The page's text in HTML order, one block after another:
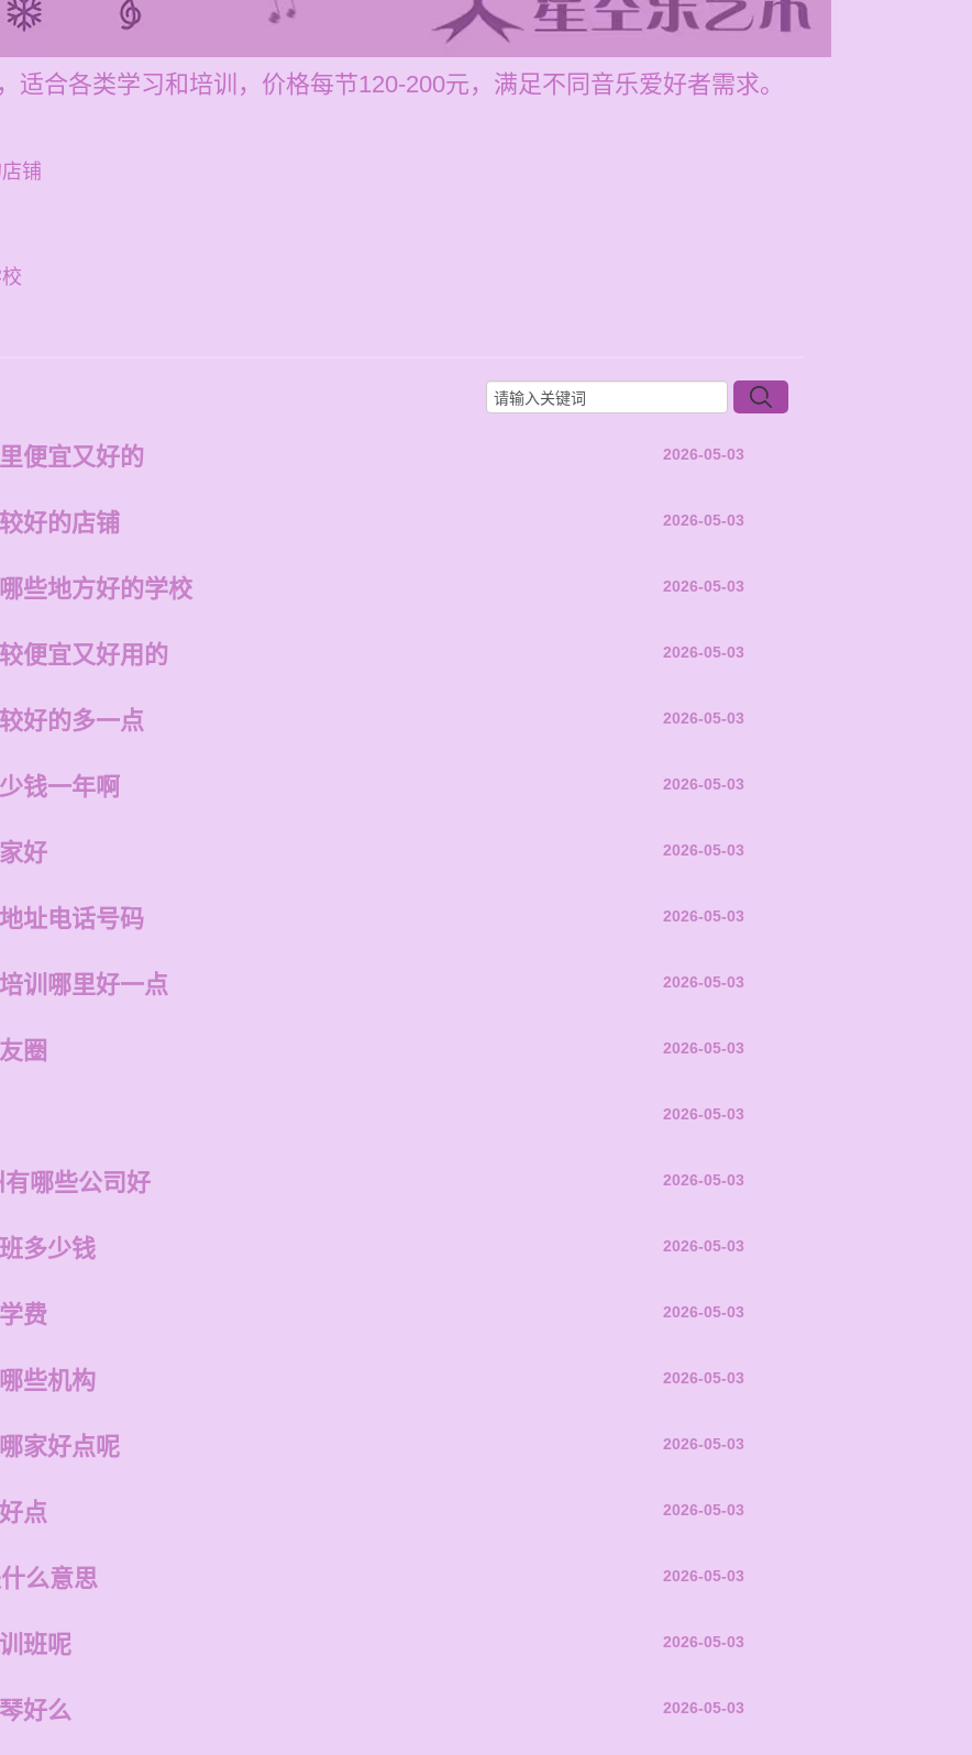
适合各类学习和培训，价格每节120-200元，满足不同音乐爱好者需求。
铺
便宜又好的 2026-05-03
好的店铺 2026-05-03
些地方好的学校 2026-05-03
便宜又好用的 2026-05-03
好的多一点 2026-05-03
钱一年啊 2026-05-03
好 2026-05-03
址电话号码 2026-05-03
训哪里好一点 2026-05-03
圈 2026-05-03
2026-05-03
哪些公司好 2026-05-03
多少钱 2026-05-03
费 2026-05-03
些机构 2026-05-03
家好点呢 2026-05-03
点 2026-05-03
么意思 2026-05-03
班呢 2026-05-03
好么 2026-05-03